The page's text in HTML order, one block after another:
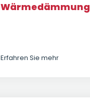
Wärmedämmung
Erfahren Sie mehr